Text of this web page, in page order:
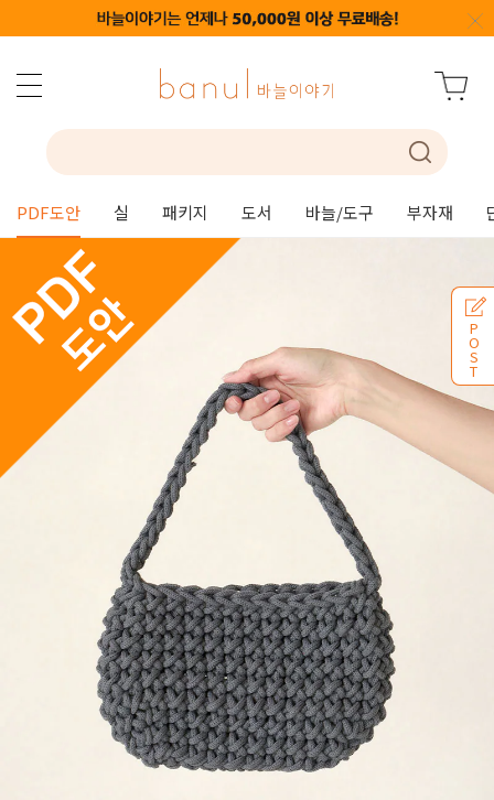
PDF도안 실 패키지 도서 바늘/도구 부자재
P
O
S
T